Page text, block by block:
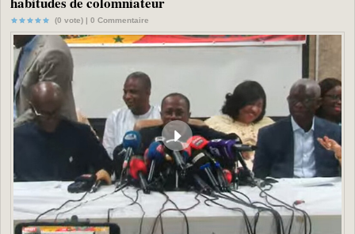
(0 vote) | 0 Commentaire